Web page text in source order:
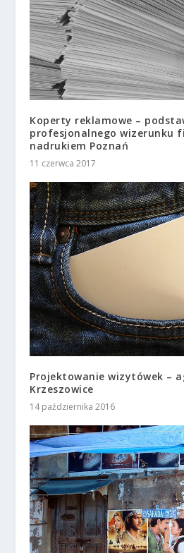
Koperty reklamowe –
profesjonalnego wizerunku
nadrukiem Poznań
11 czerwca 2017
Projektowanie wizytówek –
Krzeszowice
14 października 2016